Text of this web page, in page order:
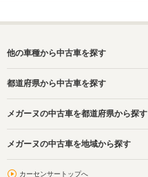
他の車種から中古車を探す
都道府県から中古車を探す
メガーヌの中古車を都道府県から探す
メガーヌの中古車を地域から探す
カーセンサートップへ